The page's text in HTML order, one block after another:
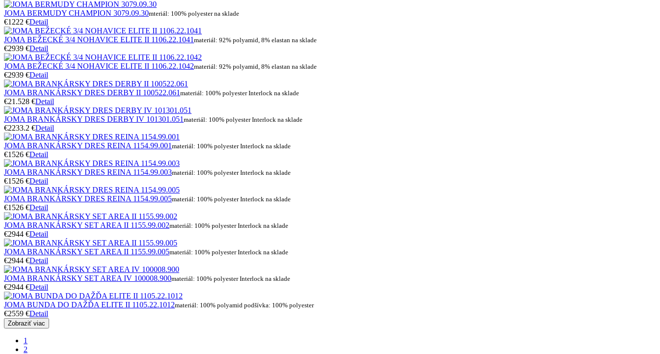
JOMA BERMUDY CHAMPION 3079.09.30mteriál: 100% polyester na sklade
€1222 €Detail
JOMA BEŽECKÉ 3/4 NOHAVICE ELITE II 1106.22.1041 materiál: 92% polyamid, 8% elastan na sklade
€2939 €Detail
JOMA BEŽECKÉ 3/4 NOHAVICE ELITE II 1106.22.1042materiál: 92% polyamid, 8% elastan na sklade
€2939 €Detail
JOMA BRANKÁRSKY DRES DERBY II 100522.061 materiál: 100% polyester Interlock na sklade
€21.528 €Detail
JOMA BRANKÁRSKY DRES DERBY IV 101301.051 materiál: 100% polyester Interlock na sklade
€2233.2 €Detail
JOMA BRANKÁRSKY DRES REINA 1154.99.001 materiál: 100% polyester Interlock na sklade
€1526 €Detail
JOMA BRANKÁRSKY DRES REINA 1154.99.003materiál: 100% polyester Interlock na sklade
€1526 €Detail
JOMA BRANKÁRSKY DRES REINA 1154.99.005materiál: 100% polyester Interlock na sklade
€1526 €Detail
JOMA BRANKÁRSKY SET AREA II 1155.99.002materiál: 100% polyester Interlock na sklade
€2944 €Detail
JOMA BRANKÁRSKY SET AREA II 1155.99.005materiál: 100% polyester Interlock na sklade
€2944 €Detail
JOMA BRANKÁRSKY SET AREA IV 100008.900materiál: 100% polyester Interlock na sklade
€2944 €Detail
JOMA BUNDA DO DAŽĎA ELITE II 1105.22.1012materiál: 100% polyamid podšívka: 100% polyester
€2559 €Detail
Zobraziť viac
1
2